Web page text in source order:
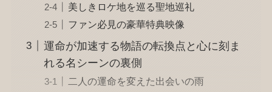
美しきロケ地を巡る聖地巡礼
ファン必見の豪華特典映像
運命が加速する物語の転換点と心に刻ま
れる名シーンの裏側
二人の運命を変えた出会いの雨